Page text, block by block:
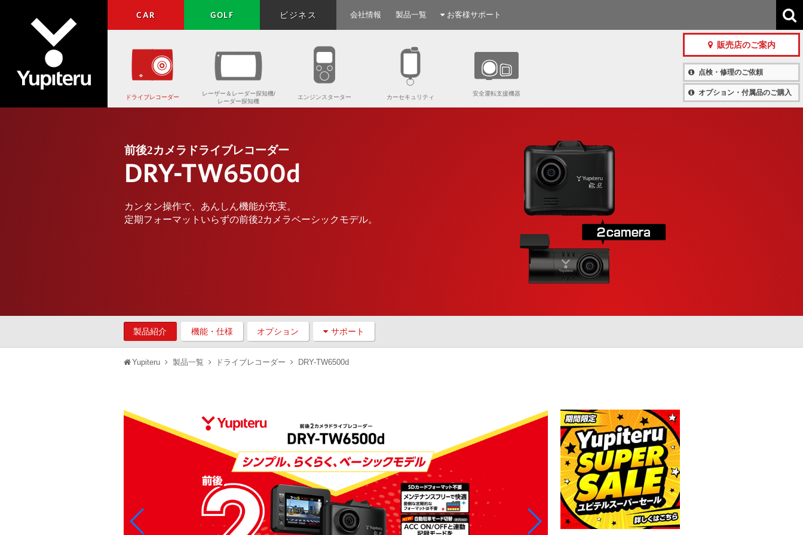
CAR GOLF ビジネス 会社情報 製品一覧 お客様サポート
販売店のご案内
点検・修理のご依頼
オプション・付属品のご購入
ドライブレコーダー
レーザー＆レーダー探知機/
レーダー探知機
エンジンスターター カーセキュリティ
安全運転支援機器
前後2カメラドライブレコーダー
DRY-TW6500d
カンタン操作で、あんしん機能が充実。
定期フォーマットいらずの前後2カメラベーシックモデル。
製品紹介 機能・仕様 オプション サポート
Yupiteru 製品一覧 ドライブレコーダー DRY-TW6500d